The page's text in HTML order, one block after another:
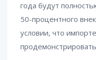
года будут
50-процентного
условии, что